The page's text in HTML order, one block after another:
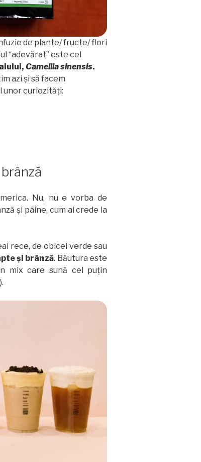
de plante/ fructe/ flori
“adevărat” este cel
Camellia sinensis.
azi și să facem
unor curiozități:
Nu, nu e vorba de
și pâine, cum ai crede la
rece, de obicei verde sau
și brânză. Băutura este
mix care sună cel puțin